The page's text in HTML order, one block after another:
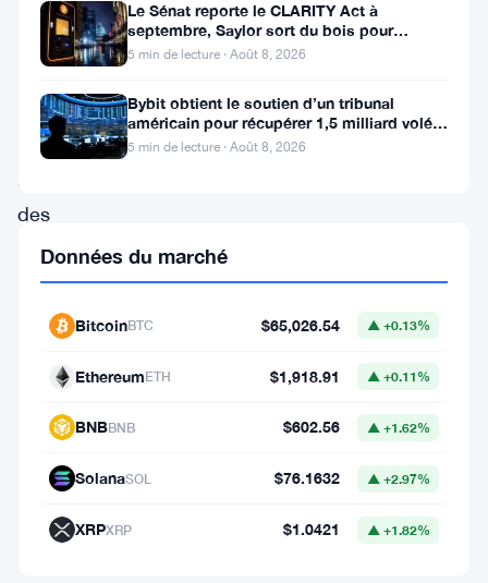
cours
des
révisions
significatives
des
politiques
taxation
cryptomonnaies,
envisageant
Le Sénat reporte le CLARITY Act à
septembre, Saylor sort du bois pour
Bitcoin
5 min de lecture · Août 8, 2026
Bybit obtient le soutien d’un tribunal
américain pour récupérer 1,5 milliard volés
par Lazarus
5 min de lecture · Août 8, 2026
Données du marché
BitcoinBTC $65,026.54 ▲ +0.13%
EthereumETH $1,918.91 ▲ +0.11%
BNBBNB $602.56 ▲ +1.62%
SolanaSOL $76.1632 ▲ +2.97%
XRPXRP $1.0421 ▲ +1.82%